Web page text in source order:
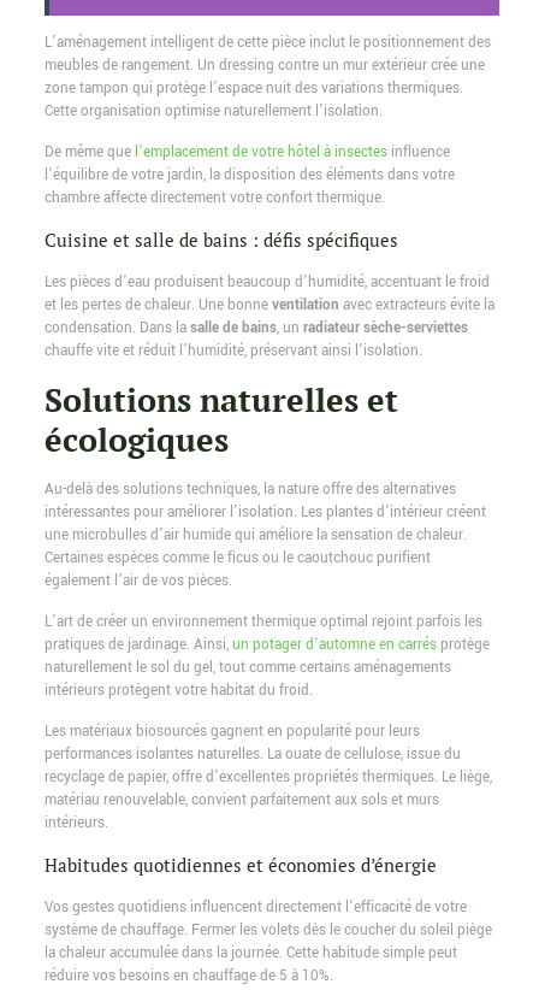
L’aménagement intelligent de cette pièce inclut le positionnement des
meubles de rangement. Un dressing contre un mur extérieur crée une
zone tampon qui protège l’espace nuit des variations thermiques.
Cette organisation optimise naturellement l’isolation.
De même que l’emplacement de votre hôtel à insectesinfluence
l’équilibre de votre jardin, la disposition des éléments dans votre
chambre affecte directement votre confort thermique.
Cuisine et salle de bains : défis spécifiques
Les pièces d’eau produisent beaucoup d’humidité, accentuant le froid
et les pertes de chaleur. Une bonneventilation avec extracteurs évite la
condensation. Dans lasalle de bains, un radiateur sèche-serviettes
chauffe vite et réduit l’humidité, préservant ainsi l’isolation.
Solutions naturelles et
écologiques
Au-delà des solutions techniques, la nature offre des alternatives
intéressantes pour améliorer l’isolation. Les plantes d’intérieur créent
une microbulles d’air humide qui améliore la sensation de chaleur.
Certaines espèces comme le ficus ou le caoutchouc purifient
également l’air de vos pièces.
L’art de créer un environnement thermique optimal rejoint parfois les
pratiques de jardinage. Ainsi,un potager d’automne en carrésprotège
naturellement le sol du gel, tout comme certains aménagements
intérieurs protègent votre habitat du froid.
Les matériaux biosourcés gagnent en popularité pour leurs
performances isolantes naturelles. La ouate de cellulose, issue du
recyclage de papier, offre d’excellentes propriétés thermiques. Le liège,
matériau renouvelable, convient parfaitement aux sols et murs
intérieurs.
Habitudes quotidiennes et économies d’énergie
Vos gestes quotidiens influencent directement l’efficacité de votre
système de chauffage. Fermer les volets dès le coucher du soleil piège
la chaleur accumulée dans la journée. Cette habitude simple peut
réduire vos besoins en chauffage de 5 à 10%.